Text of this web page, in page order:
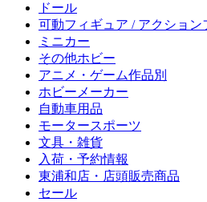
ドール
可動フィギュア / アクション
ミニカー
その他ホビー
アニメ・ゲーム作品別
ホビーメーカー
自動車用品
モータースポーツ
文具・雑貨
入荷・予約情報
東浦和店・店頭販売商品
セール